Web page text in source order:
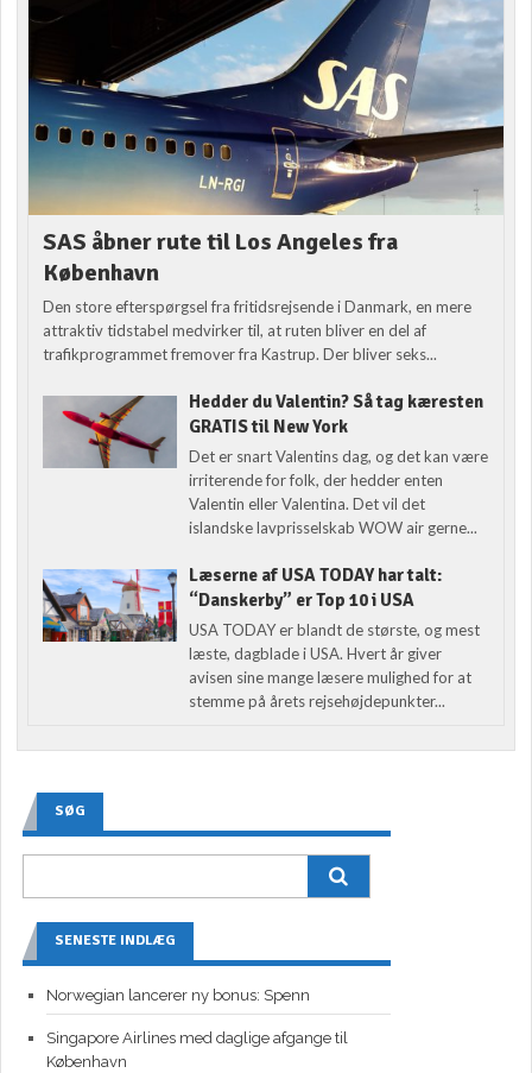
SAS åbner rute til Los Angeles fra
København
Den store efterspørgsel fra fritidsrejsende i Danmark, en mere
attraktiv tidstabel medvirker til, at ruten bliver en del af
trafikprogrammet fremover fra Kastrup. Der bliver seks...
Hedder du Valentin? Så tag kæresten
GRATIS til New York
Det er snart Valentins dag, og det kan være
irriterende for folk, der hedder enten
Valentin eller Valentina. Det vil det
islandske lavprisselskab WOW air gerne...
Læserne af USA TODAY har talt:
“Danskerby” er Top 10 i USA
USA TODAY er blandt de største, og mest
læste, dagblade i USA. Hvert år giver
avisen sine mange læsere mulighed for at
stemme på årets rejsehøjdepunkter...
SØG
SENESTE INDLÆG
Norwegian lancerer ny bonus: Spenn
Singapore Airlines med daglige afgange til
København